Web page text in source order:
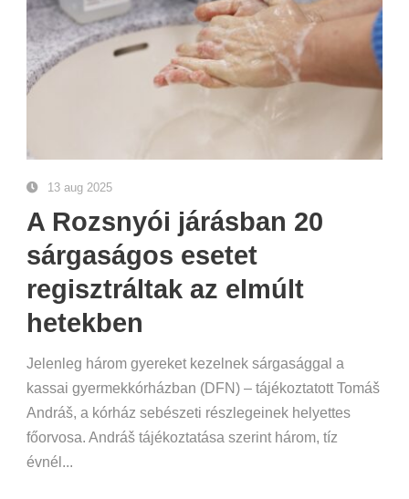
13 aug 2025
A Rozsnyói járásban 20
sárgaságos esetet
regisztráltak az elmúlt
hetekben
Jelenleg három gyereket kezelnek sárgasággal a
kassai gyermekkórházban (DFN) – tájékoztatott Tomáš
Andráš, a kórház sebészeti részlegeinek helyettes
főorvosa. Andráš tájékoztatása szerint három, tíz
évnél...